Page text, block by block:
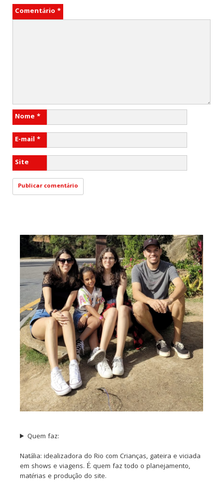
Comentário *
Nome *
E-mail *
Site
Quem faz:
Natália: idealizadora do Rio com Crianças, gateira e viciada
em shows e viagens. É quem faz todo o planejamento,
matérias e produção do site.